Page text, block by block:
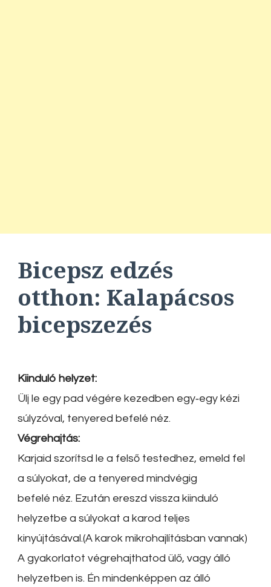
Bicepsz edzés
otthon: Kalapácsos
bicepszezés
Kiinduló helyzet:
Ülj le egy pad végére kezedben egy‐egy kézi
súlyzóval, tenyered befelé néz.
Végrehajtás:
Karjaid szorítsd le a felső testedhez, emeld fel
a súlyokat, de a tenyered mindvégig
befelé néz. Ezután ereszd vissza kiinduló
helyzetbe a súlyokat a karod teljes
kinyújtásával.(A karok mikrohajlításban vannak)
A gyakorlatot végrehajthatod ülő, vagy álló
helyzetben is. Én mindenképpen az álló